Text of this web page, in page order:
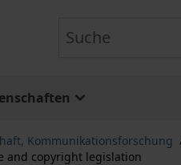
Kommunikationsforschung
and copyright legislation